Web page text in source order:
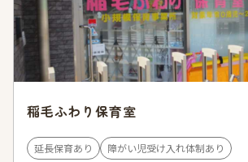
稲毛ふわり保育室
延長保育あり 障がい児受け入れ体制あり